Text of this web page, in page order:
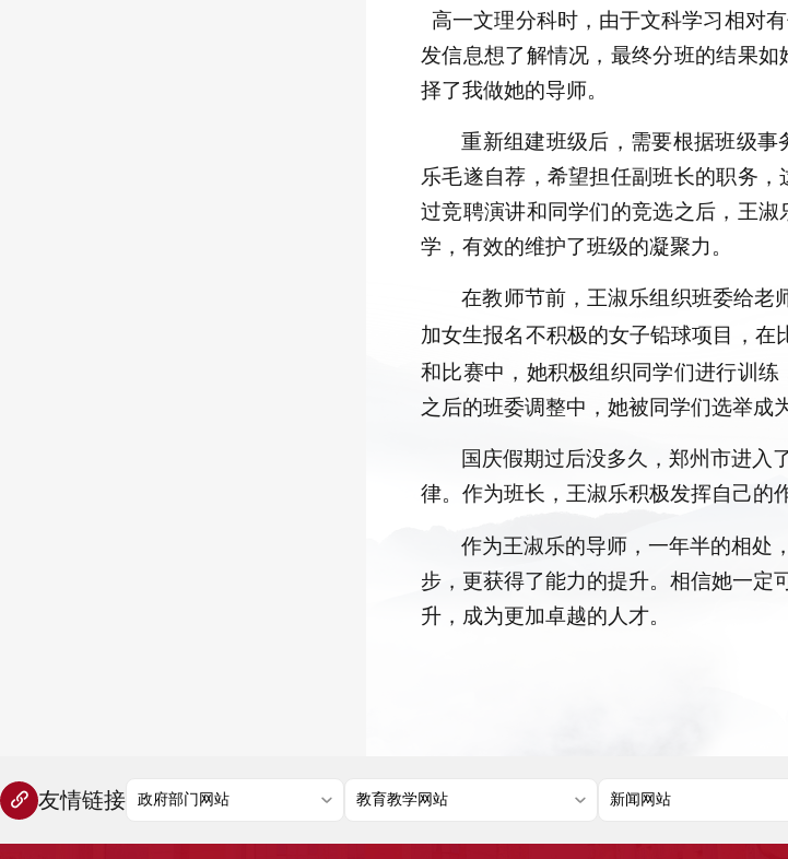
高一文理分科时，由于文科学习相对
发信息想了解情况，最终分班的结果
择了我做她的导师。
重新组建班级后，需要根据班级
乐毛遂自荐，希望担任副班长的职务
过竞聘演讲和同学们的竞选之后，王
学，有效的维护了班级的凝聚力。
在教师节前，王淑乐组织班委给老
加女生报名不积极的女子铅球项目，在
和比赛中，她积极组织同学们进行训
之后的班委调整中，她被同学们选举成
国庆假期过后没多久，郑州市进入
律。作为班长，王淑乐积极发挥自己的
作为王淑乐的导师，一年半的相处
步，更获得了能力的提升。相信她一定
升，成为更加卓越的人才。
友情链接